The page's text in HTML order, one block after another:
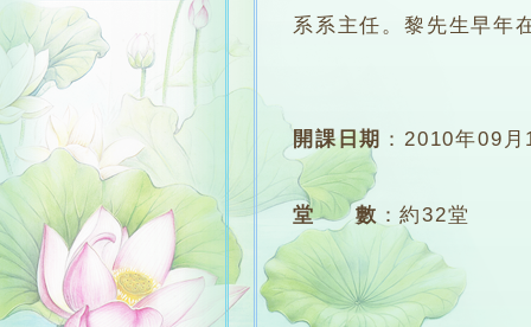
系系主任。黎先生早年
開課日期 ：2010年09月
堂 數 ：約32堂